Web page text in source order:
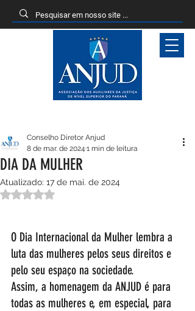
DIA DA MULHER
Conselho Diretor Anjud
8 de mar. de 2024 1 min de leitura
Atualizado: 17 de mai. de 2024
Avaliado com NaN de 5 estrelas.
O Dia Internacional da Mulher lembra a
luta das mulheres pelos seus direitos e
pelo seu espaço na sociedade.
Assim, a homenagem da ANJUD é para
todas as mulheres e, em especial, para